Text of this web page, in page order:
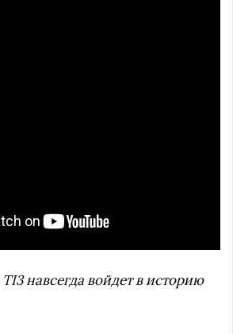
навсегда войдет в историю